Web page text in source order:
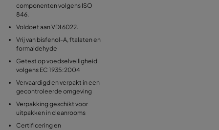
componenten volgens ISO
846.
Voldoet aan VDI 6022.
Vrij van bisfenol-A, ftalaten en
formaldehyde
Getest op voedselveiligheid
volgens EC 1935:2004
Vervaardigd en verpakt in een
gecontroleerde omgeving
Verpakking geschikt voor
uitpakken in cleanrooms
Certificering en